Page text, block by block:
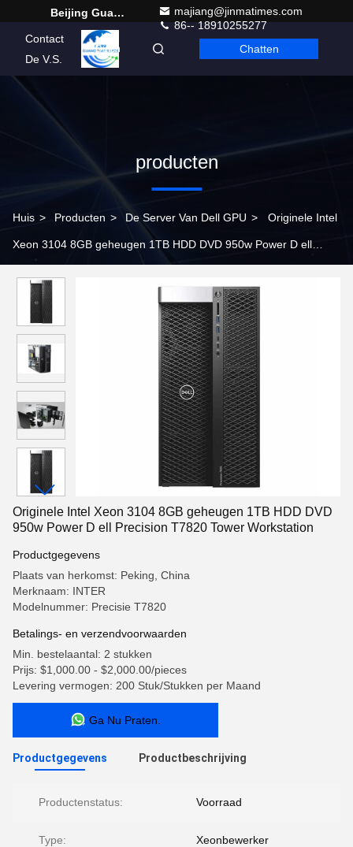
Beijing Guangtian Runze Technology Co., Ltd.
majiang@jinmatimes.com
86-- 18910255277
Contact
De V.S.
Dutch Chatten
producten
Huis > Producten > De Server Van Dell GPU > Originele Intel
Xeon 3104 8GB geheugen 1TB HDD DVD 950w Power D ell
Originele Intel Xeon 3104 8GB geheugen 1TB HDD DVD
950w Power D ell Precision T7820 Tower Workstation
Productgegevens
Plaats van herkomst: Peking, China
Merknaam: INTER
Modelnummer: Precisie T7820
Betalings- en verzendvoorwaarden
Min. bestelaantal: 2 stukken
Prijs: $1,000.00 - $2,000.00/pieces
Levering vermogen: 200 Stuk/Stukken per Maand
Ga Nu Praten.
Productgegevens Productbeschrijving
Productenstatus: Voorraad
Type: Xeonbewerker